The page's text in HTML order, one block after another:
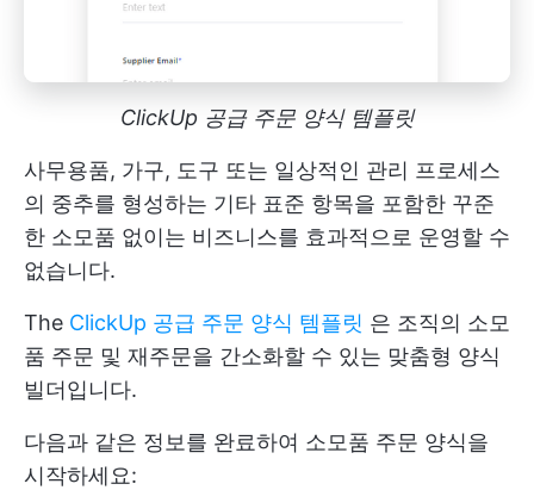
ClickUp 공급 주문 양식 템플릿
사무용품, 가구, 도구 또는 일상적인 관리 프로세스
의 중추를 형성하는 기타 표준 항목을 포함한 꾸준
한 소모품 없이는 비즈니스를 효과적으로 운영할 수
없습니다.
The ClickUp 공급 주문 양식 템플릿 은 조직의 소모
품 주문 및 재주문을 간소화할 수 있는 맞춤형 양식
빌더입니다.
다음과 같은 정보를 완료하여 소모품 주문 양식을
시작하세요: